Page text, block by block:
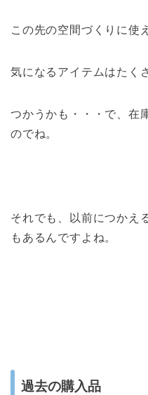
この先の空間づくりに使
気になるアイテムはたく
つかうかも・・・で、在
のでね。
それでも、以前につかえ
もあるんですよね。
過去の購入品